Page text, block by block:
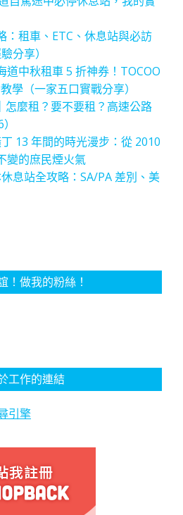
：租車、ETC、休息站與必訪
分享）
道中秋租車 5 折神券！TOCOO
學（一家五口實戰分享）
怎麼租？要不要租？高速公路
丁 13 年間的時光漫步：從 2010
變的庶民煙火氣
息站全攻略：SA/PA 差別、美
！做我的粉絲！
工作的連結
引擎